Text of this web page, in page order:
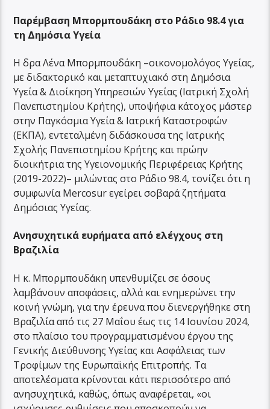
Παρέμβαση Μπορμπουδάκη στο Ράδιο 98.4 για
τη Δημόσια Υγεία
Η δρα Λένα Μπορμπουδάκη –οικονομολόγος Υγείας,
με διδακτορικό και μεταπτυχιακό στη Δημόσια
Υγεία & Διοίκηση Υπηρεσιών Υγείας (Ιατρική Σχολή
Πανεπιστημίου Κρήτης), υποψήφια κάτοχος μάστερ
στην Παγκόσμια Υγεία & Ιατρική Καταστροφών
(ΕΚΠΑ), εντεταλμένη διδάσκουσα της Ιατρικής
Σχολής Πανεπιστημίου Κρήτης και πρώην
διοικήτρια της Υγειονομικής Περιφέρειας Κρήτης
(2019-2022)– μιλώντας στο Ράδιο 98.4, τονίζει ότι η
συμφωνία Mercosur εγείρει σοβαρά ζητήματα
Δημόσιας Υγείας.
Ανησυχητικά ευρήματα από ελέγχους στη
Βραζιλία
Η κ. Μπορμπουδάκη υπενθυμίζει σε όσους
λαμβάνουν αποφάσεις, αλλά και ενημερώνει την
κοινή γνώμη, για την έρευνα που διενεργήθηκε στη
Βραζιλία από τις 27 Μαΐου έως τις 14 Ιουνίου 2024,
στο πλαίσιο του προγραμματισμένου έργου της
Γενικής Διεύθυνσης Υγείας και Ασφάλειας των
Τροφίμων της Ευρωπαϊκής Επιτροπής. Τα
αποτελέσματα κρίνονται κάτι περισσότερο από
ανησυχητικά, καθώς, όπως αναφέρεται, «οι